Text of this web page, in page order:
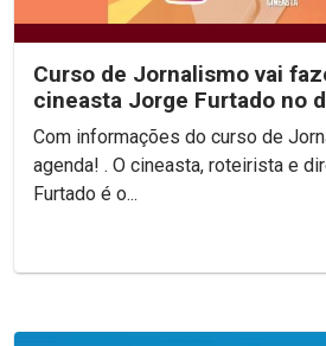
Curso de Jornalismo vai
cineasta Jorge Furtado no
Com informações do curso de Jornalismo
agenda! . O cineasta, roteirista e
Furtado é o...